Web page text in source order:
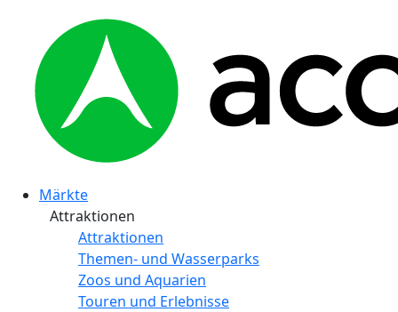
Märkte
Attraktionen
Attraktionen
Themen- und Wasserparks
Zoos und Aquarien
Touren und Erlebnisse